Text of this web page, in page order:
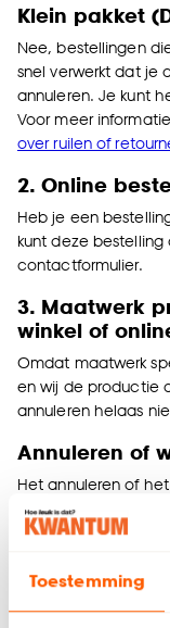
Toestemming
Klein pakket
Nee, bestellingen
snel verwerkt dat je
annuleren. Je kunt
Voor meer
over ruilen of
2. Online
Heb je een
kunt deze
contactformulier.
3. Maatwerk
winkel of
Omdat maatwerk
en wij de productie
annuleren helaas
Annuleren of
Het annuleren of
mogelijk tot 3
overwijzigen
bestellingen